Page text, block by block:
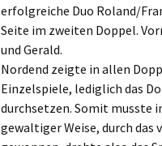
erfolgreiche Duo Roland/
Seite im zweiten Doppel.
und Gerald.
Nordend zeigte in allen
Einzelspiele, lediglich das
durchsetzen. Somit musste
gewaltiger Weise, durch das